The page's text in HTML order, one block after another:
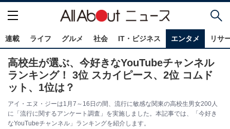
連載 ライフ グルメ 社会 IT・ビジネス エンタメ リサ
高校生が選ぶ、今好きなYouTubeチャンネル
ランキング！ 3位 スカイピース、2位 コムド
ット、1位は？
アイ・エヌ・ジーは1月7～16日の間、流行に敏感な関東の高校生男女200人
に「流行に関するアンケート調査」を実施しました。本記事では、「今好き
なYouTubeチャンネル」ランキングを紹介します。